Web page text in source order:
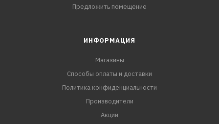
Предложить помещение
ИНФОРМАЦИЯ
Магазины
Способы оплаты и доставки
Политика конфиденциальности
Производители
Акции